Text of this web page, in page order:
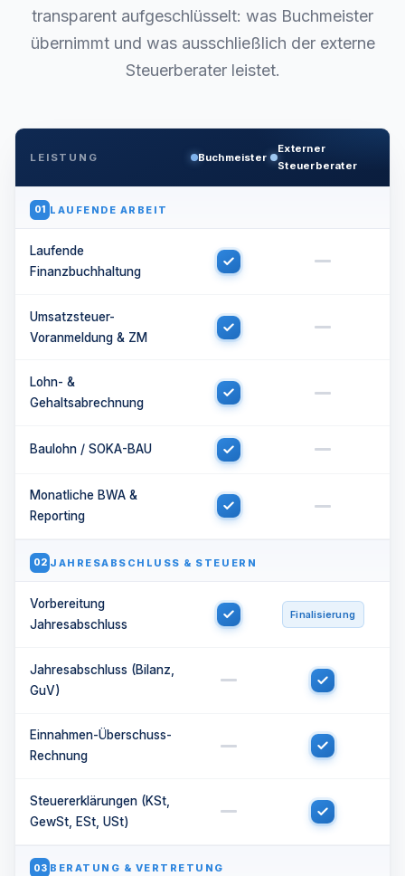
transparent aufgeschlüsselt: was Buchmeister
übernimmt und was ausschließlich der externe
Steuerberater leistet.
LEISTUNG Buchmeister
Externer
Steuerberater
01 LAUFENDE ARBEIT
Laufende
Finanzbuchhaltung
Umsatzsteuer-
Voranmeldung & ZM
Lohn- &
Gehaltsabrechnung
Baulohn / SOKA-BAU
Monatliche BWA &
Reporting
02 JAHRESABSCHLUSS & STEUERN
Vorbereitung
Jahresabschluss
Finalisierung
Jahresabschluss (Bilanz,
GuV)
Einnahmen-Überschuss-
Rechnung
Steuererklärungen (KSt,
GewSt, ESt, USt)
03 BERATUNG & VERTRETUNG